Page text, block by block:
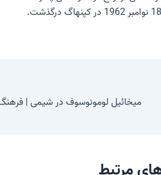
میخائیل لومونوسوف در شیمی |